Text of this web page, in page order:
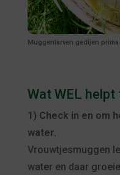
Muggenlarven gedijen
Wat WEL
1) Check in en om
water.
Vrouwtjesmuggen
water en daar